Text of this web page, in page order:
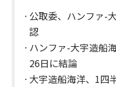
公取委、ハンファ-
認
ハンファ-大宇造船
26日に結論
大宇造船海洋、1四